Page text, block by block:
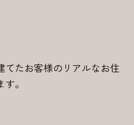
てたお客様のリアルなお住
。